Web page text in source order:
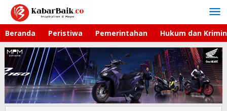
Lewati
konten
Beranda Peristiwa Pemerintahan Hukum dan